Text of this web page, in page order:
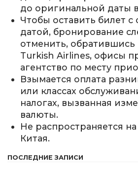
до оригинальной даты
Чтобы оставить билет с
датой, бронирование
отменить, обратившись
Turkish Airlines, офисы
агентство по месту
Взымается оплата
или классах
налогах, вызванная
валюты.
Не распространяется
Китая.
ПОСЛЕДНИЕ ЗАПИСИ